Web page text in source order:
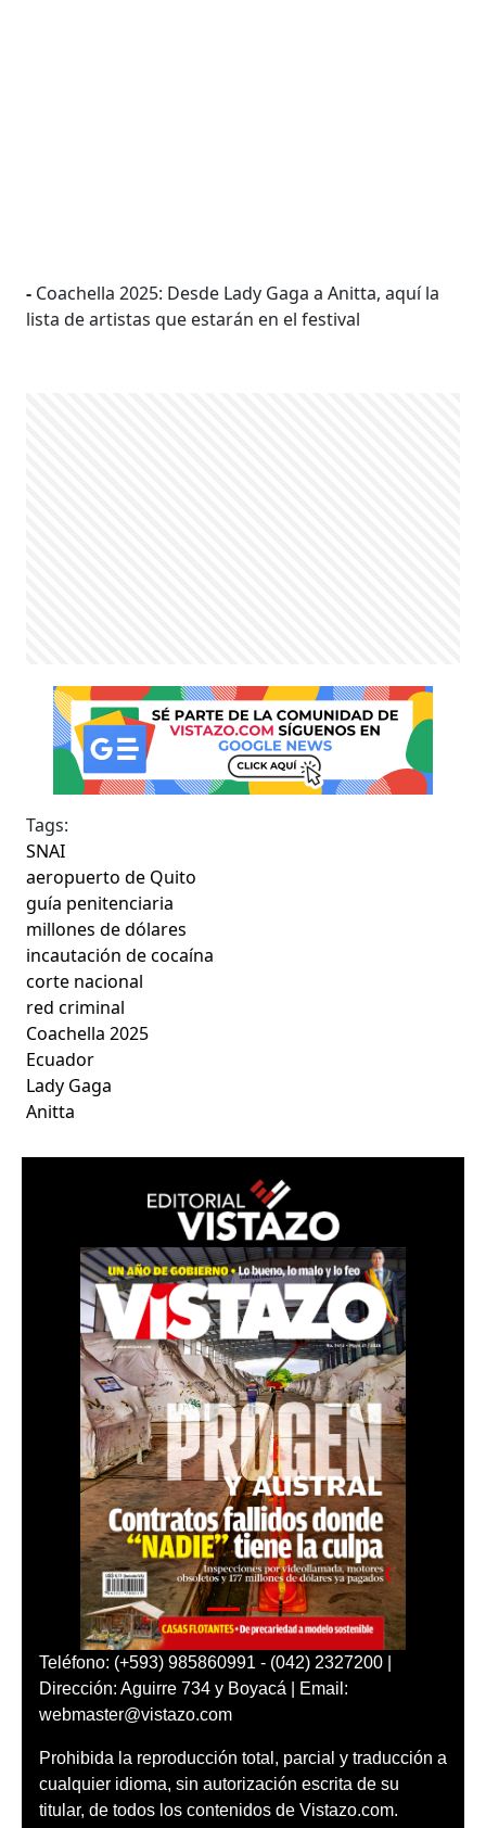
- Coachella 2025: Desde Lady Gaga a Anitta, aquí la
lista de artistas que estarán en el festival
Tags:
SNAI
aeropuerto de Quito
guía penitenciaria
millones de dólares
incautación de cocaína
corte nacional
red criminal
Coachella 2025
Ecuador
Lady Gaga
Anitta
Teléfono: (+593) 985860991 - (042) 2327200 |
Dirección: Aguirre 734 y Boyacá | Email:
webmaster@vistazo.com
Prohibida la reproducción total, parcial y traducción a
cualquier idioma, sin autorización escrita de su
titular, de todos los contenidos de Vistazo.com.